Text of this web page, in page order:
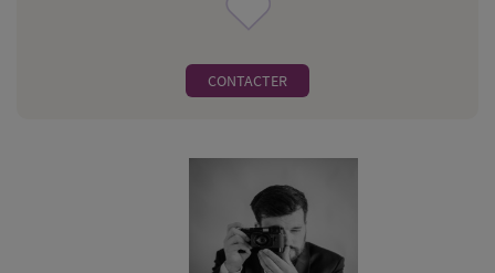
CONTACTER